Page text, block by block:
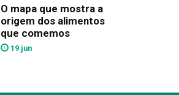
O mapa que mostra a
origem dos alimentos
que comemos
19 jun